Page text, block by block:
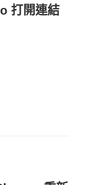
打開連結